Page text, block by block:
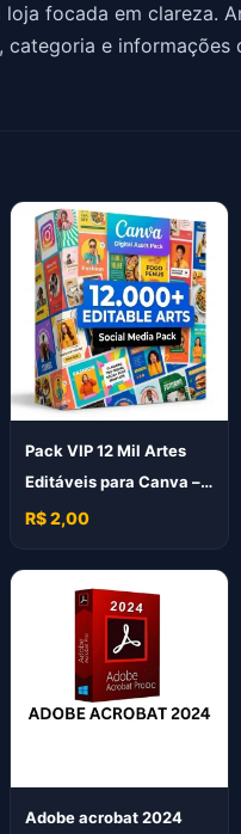
focada em clareza.
e
Pack VIP 12 Mil Artes
Editáveis para Canva –
Pack Profissional
R$ 2,00
Adobe acrobat 2024